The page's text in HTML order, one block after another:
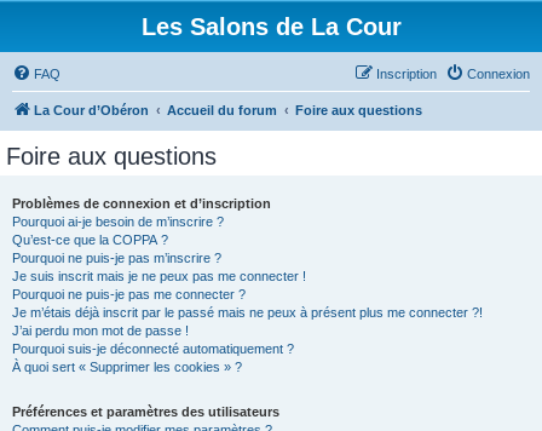
Les Salons de La Cour
FAQ Connexion
Inscription
La Cour d’Obéron Accueil du forum Foire aux questions
Foire aux questions
Problèmes de connexion et d’inscription
Pourquoi ai-je besoin de m’inscrire ?
Qu’est-ce que la COPPA ?
Pourquoi ne puis-je pas m’inscrire ?
Je suis inscrit mais je ne peux pas me connecter !
Pourquoi ne puis-je pas me connecter ?
Je m’étais déjà inscrit par le passé mais ne peux à présent plus me connecter ?!
J’ai perdu mon mot de passe !
Pourquoi suis-je déconnecté automatiquement ?
À quoi sert « Supprimer les cookies » ?
Préférences et paramètres des utilisateurs